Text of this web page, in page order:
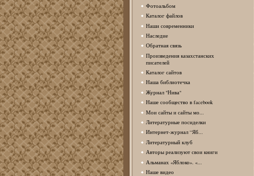
Фотоальбом
Каталог файлов
Наши современники
Наследие
Обратная связь
Произведения казахстанских
писателей
Каталог сайтов
Наша библиотечка
Журнал "Нива"
Наше сообщество в facebook
Мои сайты и сайты мо...
Литературные посиделки
Интернет-журнал “Яб...
Литературный клуб
Авторы реализуют свои книги
Альманах «Яблоко». «...
Наше видео